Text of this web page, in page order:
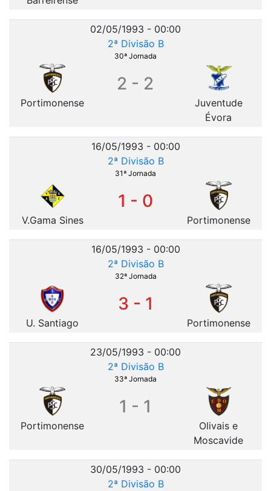
02/05/1993 - 00:00
2ª Divisão B
30ª Jornada
Portimonense
2 - 2
Juventude
Évora
16/05/1993 - 00:00
2ª Divisão B
31ª Jornada
V.Gama Sines
1 - 0
Portimonense
16/05/1993 - 00:00
2ª Divisão B
32ª Jornada
U. Santiago
3 - 1
Portimonense
23/05/1993 - 00:00
2ª Divisão B
33ª Jornada
Portimonense
1 - 1
Olivais e
Moscavide
30/05/1993 - 00:00
2ª Divisão B